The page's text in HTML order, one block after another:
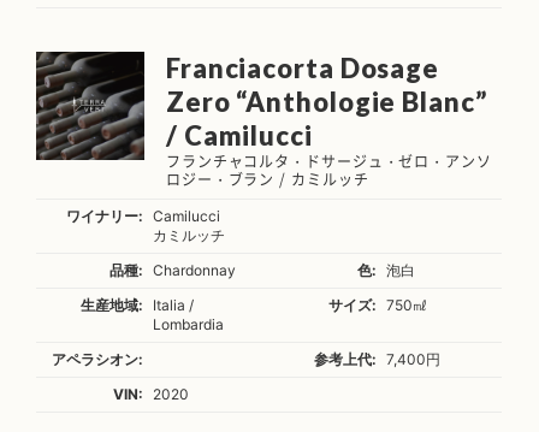
Franciacorta Dosage
Zero “Anthologie Blanc”
/ Camilucci
フランチャコルタ・ドサージュ・ゼロ・アンソ
ロジー・ブラン / カミルッチ
ワイナリー:
Camilucci
カミルッチ
品種:
Chardonnay 色:
泡白
生産地域:
Italia /
Lombardia
サイズ: 750㎖
アペラシオン: 参考上代:
7,400円
VIN:
2020